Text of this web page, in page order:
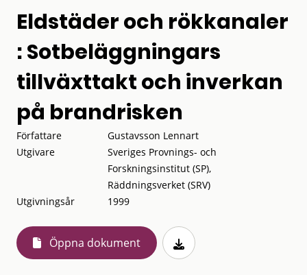
Eldstäder och rökkanaler
: Sotbeläggningars
tillväxttakt och inverkan
på brandrisken
Författare
Gustavsson Lennart
Utgivare
Sveriges Provnings- och
Forskningsinstitut (SP),
Räddningsverket (SRV)
Utgivningsår
1999
Öppna dokument